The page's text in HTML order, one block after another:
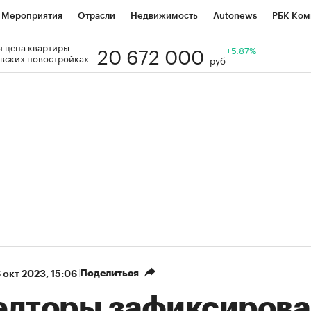
Мероприятия Отрасли Недвижимость Autonews РБК
Визионеры
цена квартиры
новостройках
20 672 000 руб
+5.87%
окт 2023, 15:06 Поделиться